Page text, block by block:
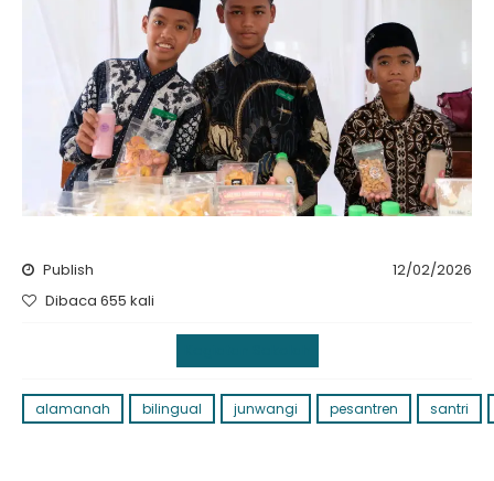
Publish
12/02/2026
Dibaca 655 kali
alamanah bilingual junwangi pesantren santri